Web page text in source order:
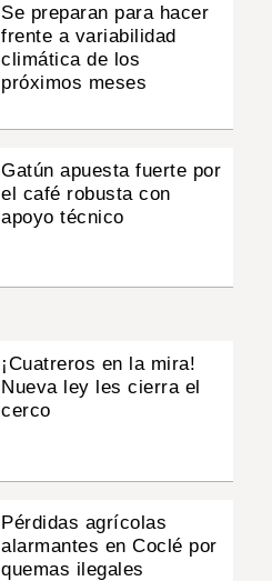
Se preparan para hacer
frente a variabilidad
climática de los
próximos meses
Gatún apuesta fuerte por
el café robusta con
apoyo técnico
¡Cuatreros en la mira!
Nueva ley les cierra el
cerco
Pérdidas agrícolas
alarmantes en Coclé por
quemas ilegales